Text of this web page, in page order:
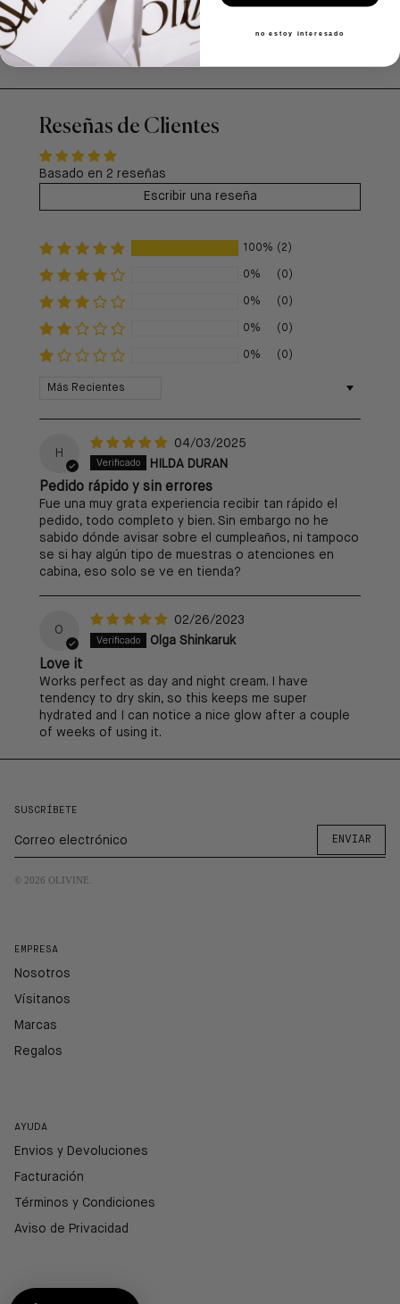
Reseñas de Clientes
Basado en 2 reseñas
Escribir una reseña
100% (2)
0% (0)
0% (0)
0% (0)
0% (0)
Sort by
H
04/03/2025
HILDA DURAN
Pedido rápido y sin errores
Fue una muy grata experiencia recibir tan rápido el
pedido, todo completo y bien. Sin embargo no he
sabido dónde avisar sobre el cumpleaños, ni tampoco
se si hay algún tipo de muestras o atenciones en
cabina, eso solo se ve en tienda?
O
02/26/2023
Olga Shinkaruk
Love it
Works perfect as day and night cream. I have
tendency to dry skin, so this keeps me super
hydrated and I can notice a nice glow after a couple
of weeks of using it.
SUSCRÍBETE
ENVIAR
© 2026 OLIVINE.
EMPRESA
Nosotros
Vísitanos
Marcas
Regalos
AYUDA
Envios y Devoluciones
Facturación
Términos y Condiciones
Aviso de Privacidad
no estoy interesado